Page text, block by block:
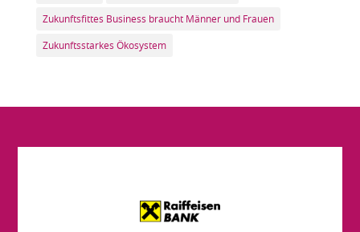
Zukunftsfittes Business braucht Männer und Frauen
Zukunftsstarkes Ökosystem